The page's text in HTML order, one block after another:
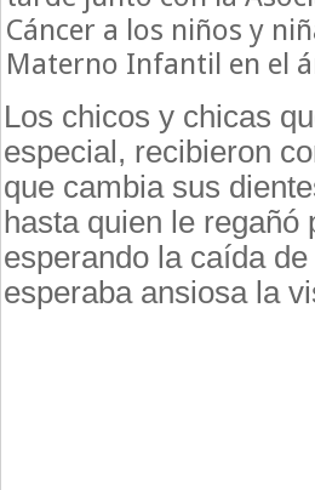
Cáncer a los niños y
Materno Infantil en el
Los chicos y chicas
especial, recibieron
que cambia sus
hasta quien le
esperando la caída
esperaba ansiosa la